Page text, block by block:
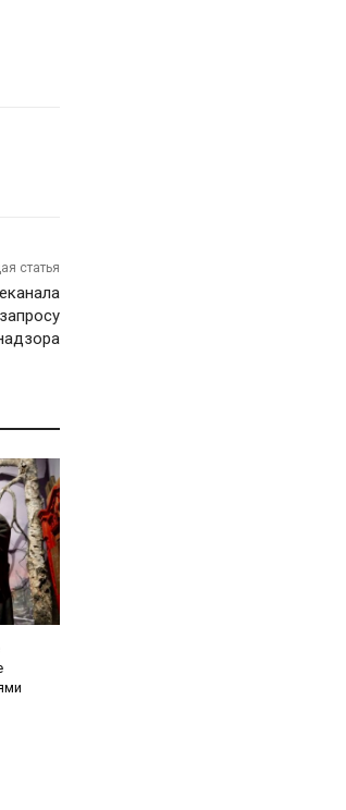
статья